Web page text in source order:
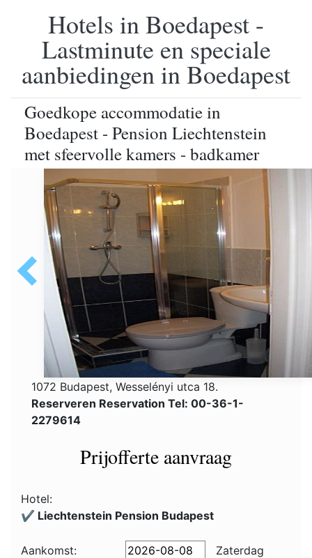
Hotels in Boedapest -
Lastminute en speciale
aanbiedingen in Boedapest
Goedkope accommodatie in
Boedapest - Pension Liechtenstein
met sfeervolle kamers - badkamer
1072 Budapest, Wesselényi utca 18.
Reserveren Reservation Tel: 00-36-1-
2279614
Prijofferte aanvraag
Hotel:
✔️ Liechtenstein Pension Budapest
Aankomst: Zaterdag